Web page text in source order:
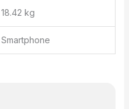
18.42 kg
Smartphone